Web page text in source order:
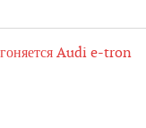
Audi e-tron